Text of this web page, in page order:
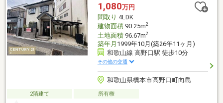
1,080万円
間取り 4LDK
建物面積90.25m2
土地面積96.67m2
築年月 1999年10月(築26年11ヶ月)
和歌山線 高野口駅 徒歩10分
その他の交通
和歌山県橋本市高野口町向島
2階建て 所有権